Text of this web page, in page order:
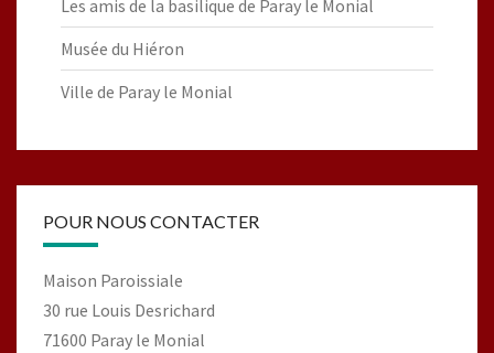
Les amis de la basilique de Paray le Monial
Musée du Hiéron
Ville de Paray le Monial
POUR NOUS CONTACTER
Maison Paroissiale
30 rue Louis Desrichard
71600 Paray le Monial